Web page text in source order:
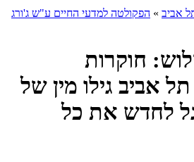
אביב » הפקולטה למדעי החיים ע"ש ג'ורג
חוקרות
אביב גילו מין של
לחדש את כל